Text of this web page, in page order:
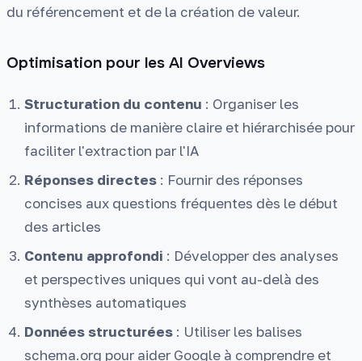
du référencement et de la création de valeur.
Optimisation pour les AI Overviews
Structuration du contenu : Organiser les
informations de manière claire et hiérarchisée pour
faciliter l'extraction par l'IA
Réponses directes : Fournir des réponses
concises aux questions fréquentes dès le début
des articles
Contenu approfondi : Développer des analyses
et perspectives uniques qui vont au-delà des
synthèses automatiques
Données structurées : Utiliser les balises
schema.org pour aider Google à comprendre et